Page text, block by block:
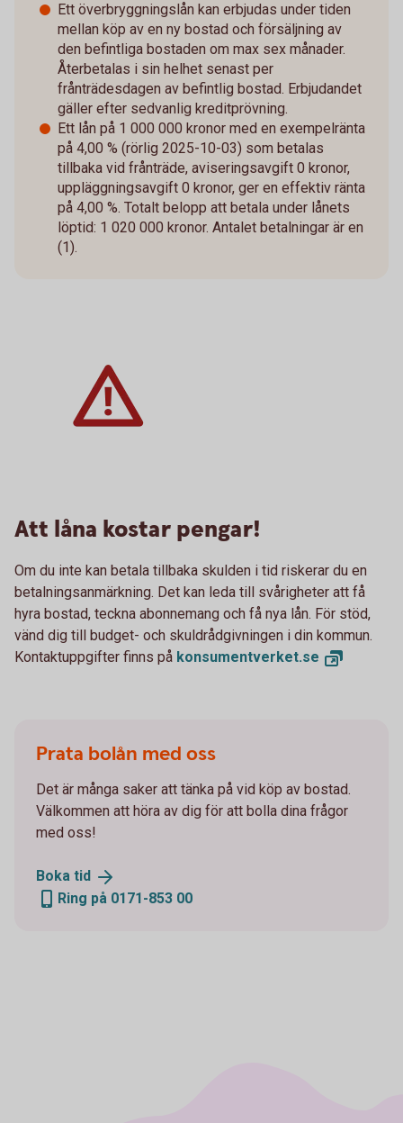
Ett överbryggningslån kan erbjudas under tiden
mellan köp av en ny bostad och försäljning av
den befintliga bostaden om max sex månader.
Återbetalas i sin helhet senast per
frånträdesdagen av befintlig bostad. Erbjudandet
gäller efter sedvanlig kreditprövning.
Ett lån på 1 000 000 kronor med en exempelränta
på 4,00 % (rörlig 2025-10-03) som betalas
tillbaka vid frånträde, aviseringsavgift 0 kronor,
uppläggningsavgift 0 kronor, ger en effektiv ränta
på 4,00 %. Totalt belopp att betala under lånets
löptid: 1 020 000 kronor. Antalet betalningar är en
(1).​
Att låna kostar pengar!
Om du inte kan betala tillbaka skulden i tid riskerar du en
betalningsanmärkning. Det kan leda till svårigheter att få
hyra bostad, teckna abonnemang och få nya lån. För stöd,
vänd dig till budget- och skuldrådgivningen i din kommun.
Kontaktuppgifter finns på konsumentverket.se
Prata bolån med oss
Det är många saker att tänka på vid köp av bostad.
Välkommen att höra av dig för att bolla dina frågor
med oss!
Boka tid
Ring på 0171-853 00